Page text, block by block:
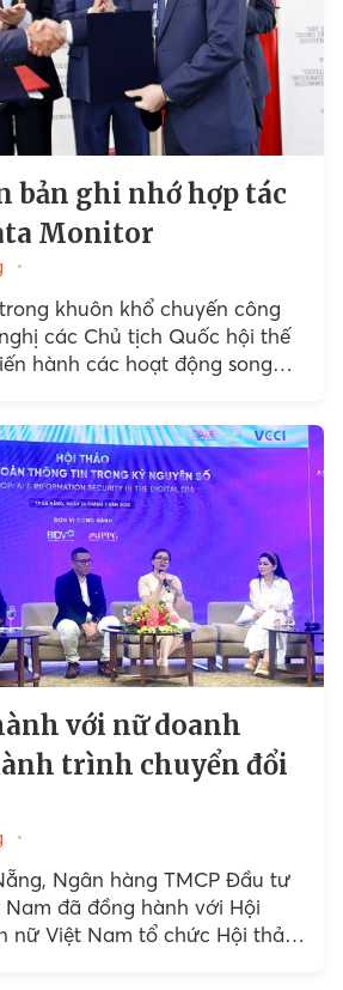
bản ghi nhớ hợp tác
Monitor
khuôn khổ chuyến công
các Chủ tịch Quốc hội thế
hành các hoạt động song
với nữ doanh
trình chuyển đổi
Ngân hàng TMCP Đầu tư
đã đồng hành với Hội
nữ Việt Nam tổ chức Hội thảo